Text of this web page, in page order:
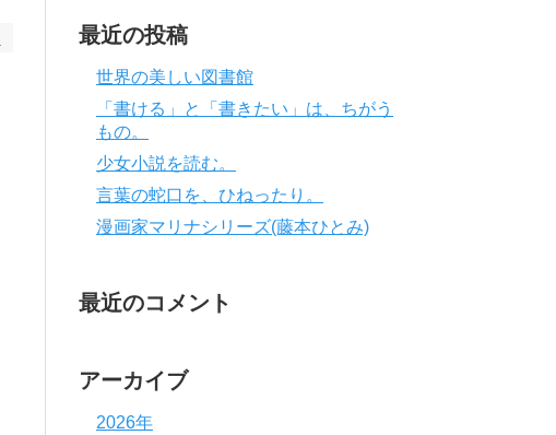
最近の投稿
世界の美しい図書館
「書ける」と「書きたい」は、ちがう
もの。
少女小説を読む。
言葉の蛇口を、ひねったり。
漫画家マリナシリーズ(藤本ひとみ)
最近のコメント
アーカイブ
2026年